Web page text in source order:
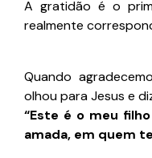
A gratidão é o
realmente
Quando
olhou para Jesus e
“Este é o meu
amada, em quem